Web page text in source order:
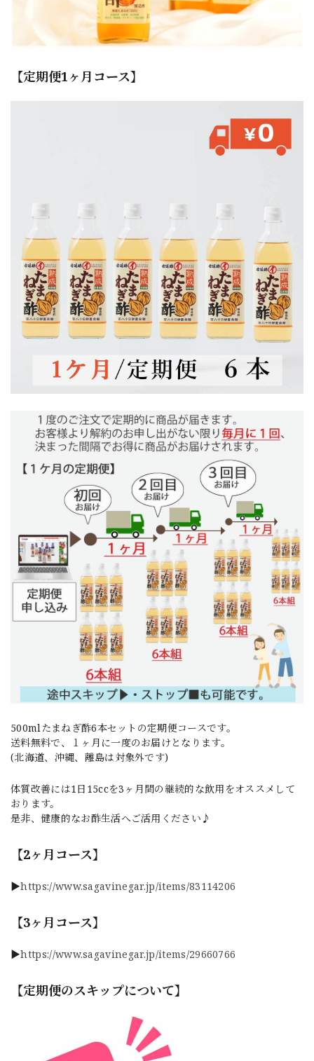
【定期便1ヶ月コース】
500mlたまねぎ酢6本セットの定期便コースです。
送料無料で、１ヶ月に一度のお届けとなります。
(北海道、沖縄、離島は対象外です)
体質改善には1日15ccを3ヶ月間の継続的な飲用をオススメして
おります。
是非、健康的なお酢生活へご活用ください♪
【2ヶ月コース】
▶https://www.sagavinegar.jp/items/83114206
【3ヶ月コース】
▶https://www.sagavinegar.jp/items/29660766
【定期便のスキップについて】